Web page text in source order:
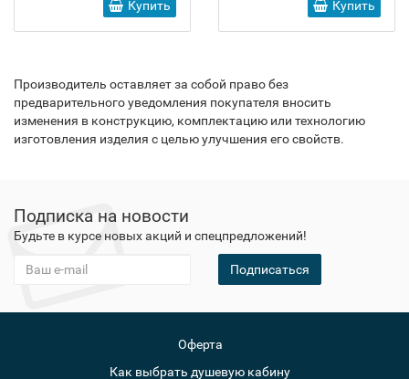
Купить Купить
Производитель оставляет за собой право без
предварительного уведомления покупателя вносить
изменения в конструкцию, комплектацию или технологию
изготовления изделия с целью улучшения его свойств.
Подписка на новости
Будьте в курсе новых акций и спецпредложений!
Подписаться
Оферта
Как выбрать душевую кабину